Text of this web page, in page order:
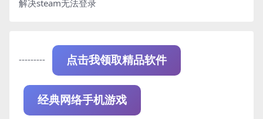
解决steam无法登录
--------- 点击我领取精品软件
经典网络手机游戏